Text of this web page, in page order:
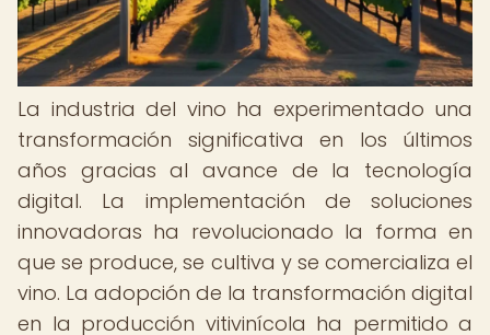
La industria del vino ha experimentado una
transformación significativa en los últimos
años gracias al avance de la tecnología
digital. La implementación de soluciones
innovadoras ha revolucionado la forma en
que se produce, se cultiva y se comercializa el
vino. La adopción de la transformación digital
en la producción vitivinícola ha permitido a